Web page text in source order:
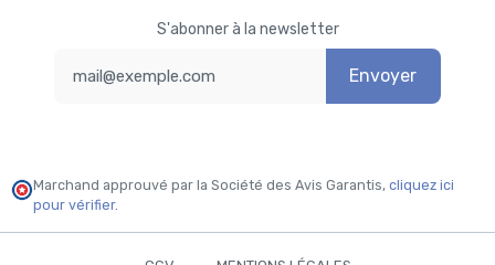
S'abonner à la newsletter
Envoyer
Marchand approuvé par la Société des Avis Garantis, cliquez ici
pour vérifier.